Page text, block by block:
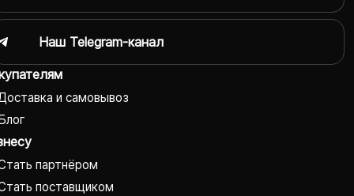
и самовывоз
партнёром
поставщиком
Наш Telegram-канал